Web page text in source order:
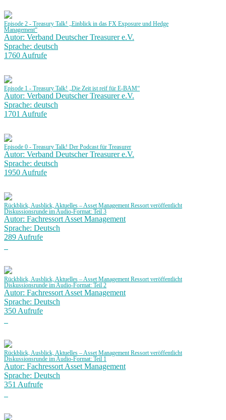
Episode 2 - Treasury Talk! „Einblick in das FX Exposure und Hedge
Management“
Autor: Verband Deutscher Treasurer e.V.
Sprache: deutsch
1760 Aufrufe
Episode 1 - Treasury Talk! „Die Zeit ist reif für E-BAM“
Autor: Verband Deutscher Treasurer e.V.
Sprache: deutsch
1701 Aufrufe
Episode 0 - Treasury Talk! Der Podcast für Treasurer
Autor: Verband Deutscher Treasurer e.V.
Sprache: deutsch
1950 Aufrufe
Rückblick, Ausblick, Aktuelles – Asset Management Ressort veröffentlicht
Diskussionsrunde im Audio-Format: Teil 3
Autor: Fachressort Asset Management
Sprache: Deutsch
289 Aufrufe
Rückblick, Ausblick, Aktuelles – Asset Management Ressort veröffentlicht
Diskussionsrunde im Audio-Format: Teil 2
Autor: Fachressort Asset Management
Sprache: Deutsch
350 Aufrufe
Rückblick, Ausblick, Aktuelles – Asset Management Ressort veröffentlicht
Diskussionsrunde im Audio-Format: Teil 1
Autor: Fachressort Asset Management
Sprache: Deutsch
351 Aufrufe